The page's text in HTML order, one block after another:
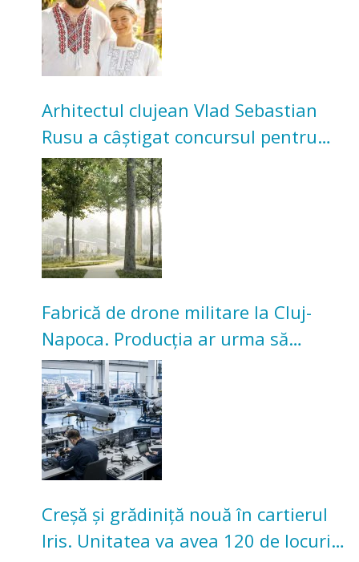
Arhitectul clujean Vlad Sebastian
Rusu a câștigat concursul pentru
transformarea Grădinii Casei
Universitarilor
Fabrică de drone militare la Cluj-
Napoca. Producția ar urma să
înceapă în toamna acestui an
Creșă și grădiniță nouă în cartierul
Iris. Unitatea va avea 120 de locuri